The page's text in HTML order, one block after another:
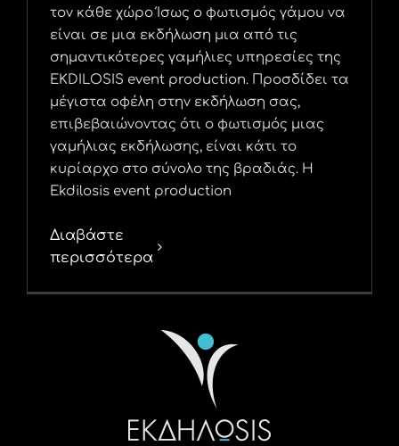
τον κάθε χώρο Ίσως ο φωτισμός γάμου να
είναι σε μια εκδήλωση μια από τις
σημαντικότερες γαμήλιες υπηρεσίες της
EKDILOSIS event production. Προσδίδει τα
μέγιστα οφέλη στην εκδήλωση σας,
επιβεβαιώνοντας ότι ο φωτισμός μιας
γαμήλιας εκδήλωσης, είναι κάτι το
κυρίαρχο στο σύνολο της βραδιάς. Η
Ekdilosis event production
Διαβάστε
περισσότερα